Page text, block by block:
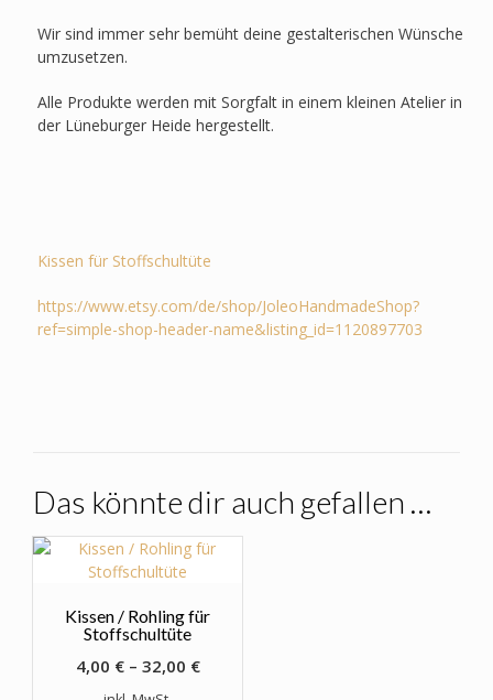
Wir sind immer sehr bemüht deine gestalterischen Wünsche
umzusetzen.
Alle Produkte werden mit Sorgfalt in einem kleinen Atelier in
der Lüneburger Heide hergestellt.
Kissen für Stoffschultüte
https://www.etsy.com/de/shop/JoleoHandmadeShop?
ref=simple-shop-header-name&listing_id=1120897703
Das könnte dir auch gefallen …
Kissen / Rohling für
Stoffschultüte
4,00 €– 32,00 €